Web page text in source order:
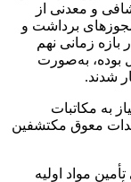
و معدنی از
برداشت و
بازه زمانی نهم
بوده، به‌صورت
به مکاتبات
معوق مکتشفین
مواد اولیه